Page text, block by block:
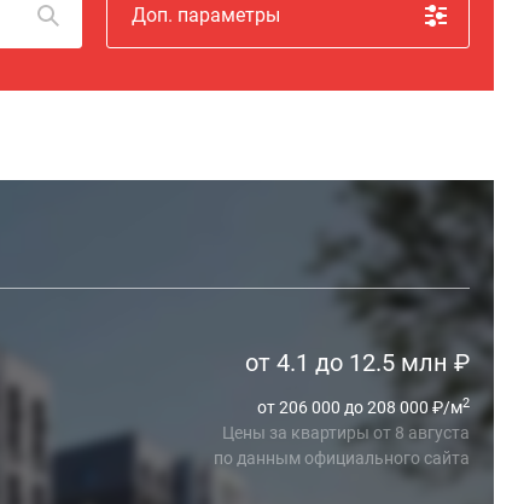
Доп. параметры
от 4.1 до 12.5 млн ₽
от 206 000 до 208 000 ₽/м2
Цены за квартиры от 8 августа
по данным официального сайта